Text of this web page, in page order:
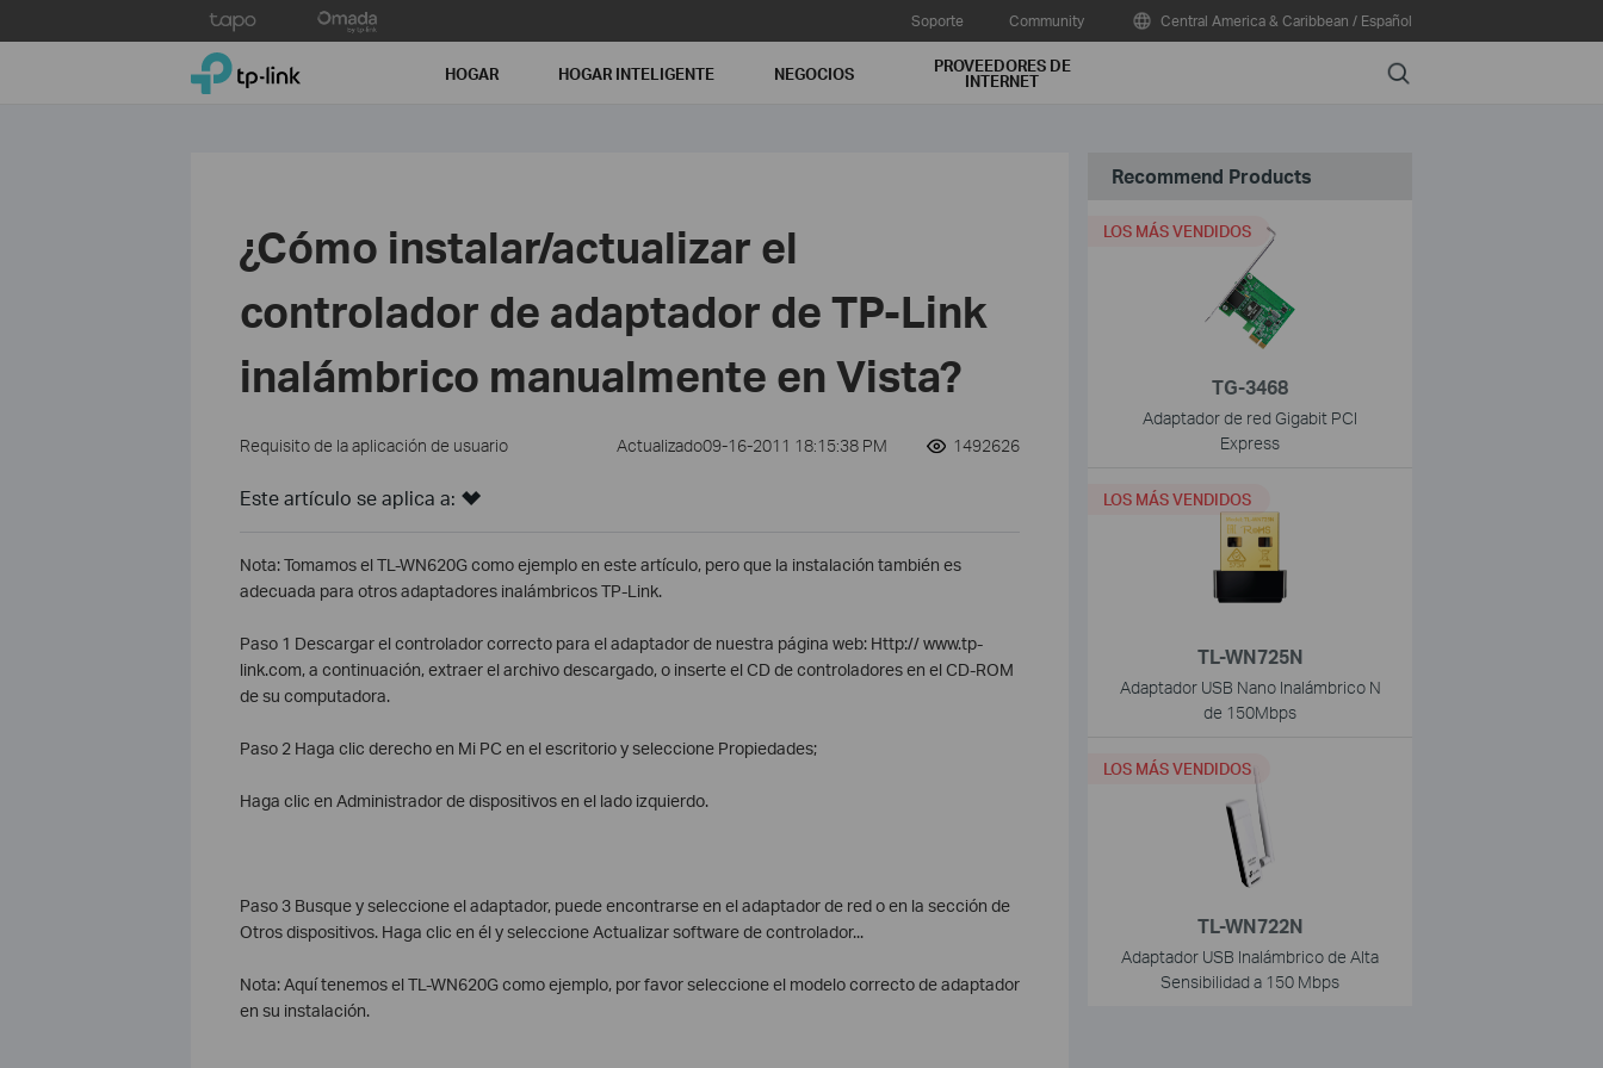
to
Soporte Community Central America & Caribbean / Español
TP-Link, Reliably Smart HOGAR HOGAR INTELIGENTE NEGOCIOS PROVEEDORES DE
INTERNET Search
¿Cómo instalar/actualizar el
controlador de adaptador de TP-Link
inalámbrico manualmente en Vista?
Requisito de la aplicación de usuario Actualizado09-16-2011 18:15:38 PM 1492626
Este artículo se aplica a:
Nota: Tomamos el TL-WN620G como ejemplo en este artículo, pero que la instalación también es
adecuada para otros adaptadores inalámbricos TP-Link.
Paso 1 Descargar el controlador correcto para el adaptador de nuestra página web: Http:// www.tp-
link.com, a continuación, extraer el archivo descargado, o inserte el CD de controladores en el CD-ROM
de su computadora.
Paso 2 Haga clic derecho en Mi PC en el escritorio y seleccione Propiedades;
Haga clic en Administrador de dispositivos en el lado izquierdo.
Paso 3 Busque y seleccione el adaptador, puede encontrarse en el adaptador de red o en la sección de
Otros dispositivos. Haga clic en él y seleccione Actualizar software de controlador...
Nota: Aquí tenemos el TL-WN620G como ejemplo, por favor seleccione el modelo correcto de adaptador
en su instalación.
Recommend Products
TG-3468
Adaptador de red Gigabit PCI
Express
LOS MÁS VENDIDOS
TL-WN725N
Adaptador USB Nano Inalámbrico N
de 150Mbps
LOS MÁS VENDIDOS
TL-WN722N
Adaptador USB Inalámbrico de Alta
Sensibilidad a 150 Mbps
LOS MÁS VENDIDOS